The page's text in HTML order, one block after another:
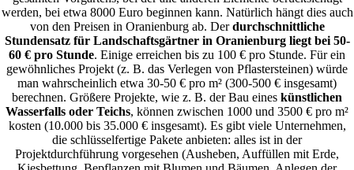
werden, bei etwa 8000 Euro beginnen kann. Natürlich hängt dies auch
von den Preisen in Oranienburg ab. Derdurchschnittliche
Stundensatz für Landschaftsgärtner in Oranienburg liegt bei 50-
60 € pro Stunde. Einige erreichen bis zu 100 € pro Stunde. Für ein
gewöhnliches Projekt (z. B. das Verlegen von Pflastersteinen) würde
man wahrscheinlich etwa 30-50 € pro m² (300-500 € insgesamt)
berechnen. Größere Projekte, wie z. B. der Bau eines künstlichen
Wasserfalls oder Teichs, können zwischen 1000 und 3500 € pro m²
kosten (10.000 bis 35.000 € insgesamt). Es gibt viele Unternehmen,
die schlüsselfertige Pakete anbieten: alles ist in der
Projektdurchführung vorgesehen (Ausheben, Auffüllen mit Erde,